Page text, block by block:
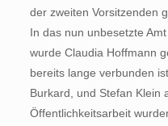
der zweiten Vorsitzenden
In das nun unbesetzte
wurde Claudia Hoffmann
bereits lange verbunden
Burkard, und Stefan Klein
Öffentlichkeitsarbeit